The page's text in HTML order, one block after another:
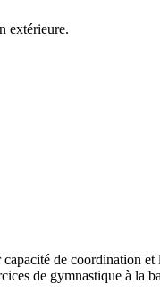
extérieure.
de coordination
de gymnastique à la